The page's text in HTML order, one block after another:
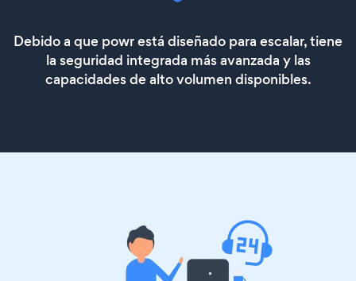
Debido a que powr está diseñado para escalar, tiene
la seguridad integrada más avanzada y las
capacidades de alto volumen disponibles.